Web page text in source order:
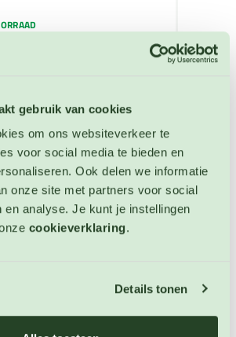
gebruik van cookies
om ons websiteverkeer te
voor social media te bieden en
Ook delen we informatie
onze site met partners voor social
en analyse. Je kunt je instellingen
cookieverklaring.
Details tonen